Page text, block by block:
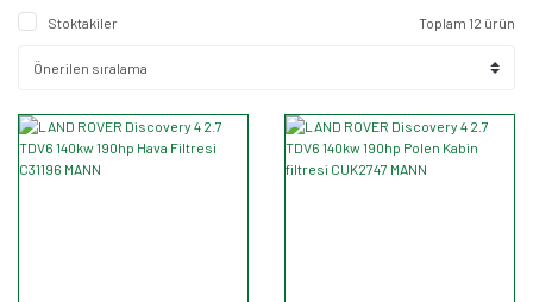
Stoktakiler Toplam 12 ürün